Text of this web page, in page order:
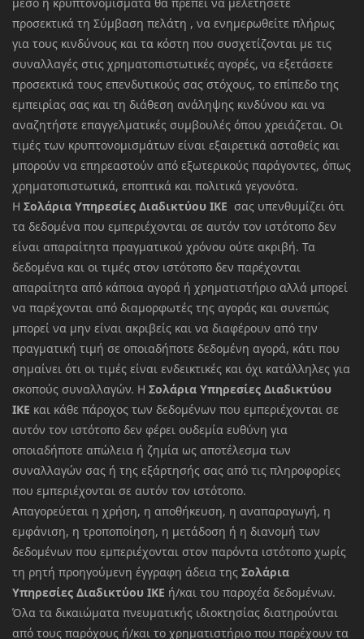
προσεκτικά τη Σύμβαση πελάτη , να ενημερωθείτε πλήρως
για τους κινδύνους και τα κόστη που συσχετίζονται με τις
συναλλαγές στις χρηματοπιστωτικές αγορές, να εξετάσετε
προσεκτικά τους επενδυτικούς σας στόχους, το επίπεδο της
εμπειρίας σας και τη διάθεση ανάληψης κινδύνου και να
αναζητήστε επαγγελματικές συμβουλές όπου χρειάζεται. Οι
τιμές των κρυπτονομισμάτων είναι εξαιρετικά ασταθείς και
μπορούν να επηρεαστούν από εξωτερικούς παράγοντες, όπως
χρηματοπιστωτικά, εποπτικά και πολιτικά γεγονότα.
Η Σολάρια Υπηρεσίες Διαδικτύου ΙΚΕ σας υπενθυμίζει ότι
τα δεδομένα που εμπεριέχονται σε αυτόν τον ιστότοπο δεν
είναι απαραίτητα πραγματικού χρόνου ούτε ακριβή. Τα
δεδομένα και οι τιμές στον ιστότοπο δεν παρέχονται
απαραίτητα από κάποια αγορά ή χρηματιστήριο αλλά μπορεί
να παρέχονται από διαμορφωτές της αγοράς και συνεπώς
μπορεί να μην είναι ακριβείς και να διαφέρουν από την
πραγματική τιμή σε οποιαδήποτε δεδομένη αγορά, κάτι που
σημαίνει ότι οι τιμές είναι ενδεικτικές και όχι κατάλληλες για
σκοπούς συναλλαγών. Η Σολάρια Υπηρεσίες Διαδικτύου
ΙΚΕ και κάθε πάροχος των δεδομένων που εμπεριέχονται σε
αυτόν τον ιστότοπο δεν φέρει ουδεμία ευθύνη για
οποιαδήποτε απώλεια ή ζημία ως αποτέλεσμα των
συναλλαγών σας ή της εξάρτησής σας από τις πληροφορίες
που εμπεριέχονται σε αυτόν τον ιστότοπο.
Απαγορεύεται η χρήση, η αποθήκευση, η αναπαραγωγή, η
εμφάνιση, η τροποποίηση, η μετάδοση ή η διανομή των
δεδομένων που εμπεριέχονται στον παρόντα ιστότοπο χωρίς
τη ρητή προηγούμενη έγγραφη άδεια της Σολάρια
Υπηρεσίες Διαδικτύου ΙΚΕ ή/και του παροχέα δεδομένων.
Όλα τα δικαιώματα πνευματικής ιδιοκτησίας διατηρούνται
από τους παρόχους ή/και το χρηματιστήριο που παρέχουν τα